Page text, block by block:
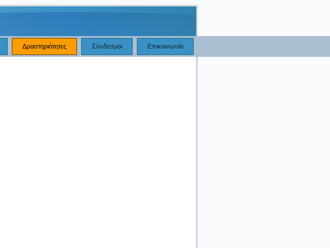
Δραστηριότητες Σύνδεσμοι Επικοινωνία